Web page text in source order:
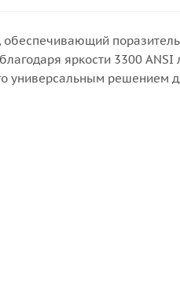
яркости 3300
универсальным решением